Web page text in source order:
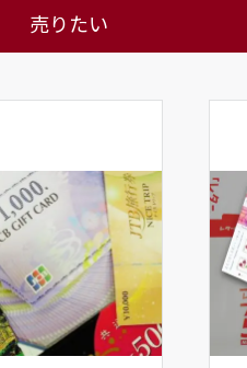
売りたい